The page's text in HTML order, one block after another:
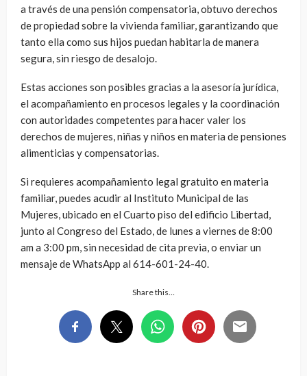
a través de una pensión compensatoria, obtuvo derechos
de propiedad sobre la vivienda familiar, garantizando que
tanto ella como sus hijos puedan habitarla de manera
segura, sin riesgo de desalojo.
Estas acciones son posibles gracias a la asesoría jurídica,
el acompañamiento en procesos legales y la coordinación
con autoridades competentes para hacer valer los
derechos de mujeres, niñas y niños en materia de pensiones
alimenticias y compensatorias.
Si requieres acompañamiento legal gratuito en materia
familiar, puedes acudir al Instituto Municipal de las
Mujeres, ubicado en el Cuarto piso del edificio Libertad,
junto al Congreso del Estado, de lunes a viernes de 8:00
am a 3:00 pm, sin necesidad de cita previa, o enviar un
mensaje de WhatsApp al 614-601-24-40.
Share this…